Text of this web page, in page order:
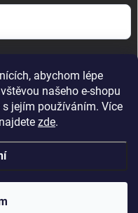
abychom lépe
našeho e-shopu
jejím používáním. Více
zde.
práva vyhrazena.